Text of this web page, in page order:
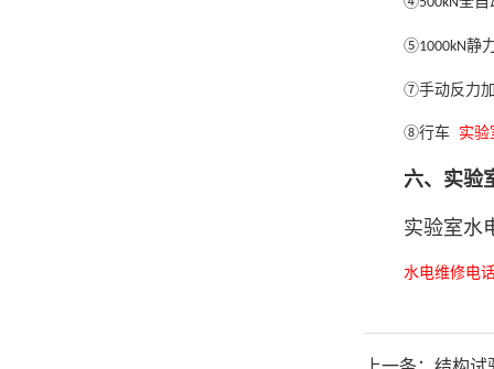
⑤1000kN静
⑦手动反力
⑧行车 实验
六、实验
实验室水
水电维修电